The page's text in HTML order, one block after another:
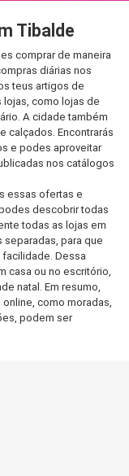
Tibalde
comprar de maneira
diárias nos
teus artigos de
lojas, como lojas de
A cidade também
calçados. Encontrarás
e podes aproveitar
nos catálogos
essas ofertas e
descobrir todas
todas as lojas em
para que
Dessa
casa ou no escritório,
natal. Em resumo,
como moradas,
podem ser